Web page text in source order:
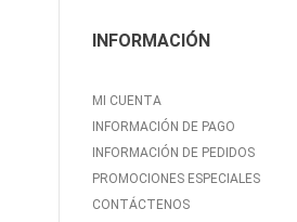
INFORMACIÓN
MI CUENTA
INFORMACIÓN DE PAGO
INFORMACIÓN DE PEDIDOS
PROMOCIONES ESPECIALES
CONTÁCTENOS